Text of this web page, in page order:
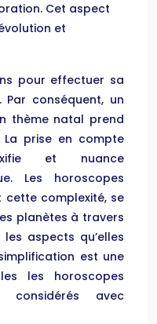
Cet aspect
et
pour effectuer sa
conséquent, un
thème natal prend
La prise en compte
et nuance
Les horoscopes
cette complexité, se
planètes à travers
aspects qu’elles
est une
les horoscopes
considérés avec